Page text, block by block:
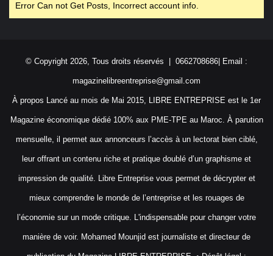
Error Can not Get Posts, Incorrect account info.
© Copyright 2026, Tous droits réservés | 0662708686| Email :
magazinelibreentreprise@gmail.com
À propos Lancé au mois de Mai 2015, LIBRE ENTREPRISE est le 1er
Magazine économique dédié 100% aux PME-TPE au Maroc. À parution
mensuelle, il permet aux annonceurs l’accès à un lectorat bien ciblé,
leur offrant un contenu riche et pratique doublé d’un graphisme et
impression de qualité. Libre Entreprise vous permet de décrypter et
mieux comprendre le monde de l’entreprise et les rouages de
l’économie sur un mode critique. L'indispensable pour changer votre
manière de voir. Mohamed Mounjid est journaliste et directeur de